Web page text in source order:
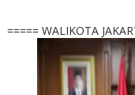
===== WALIKOTA